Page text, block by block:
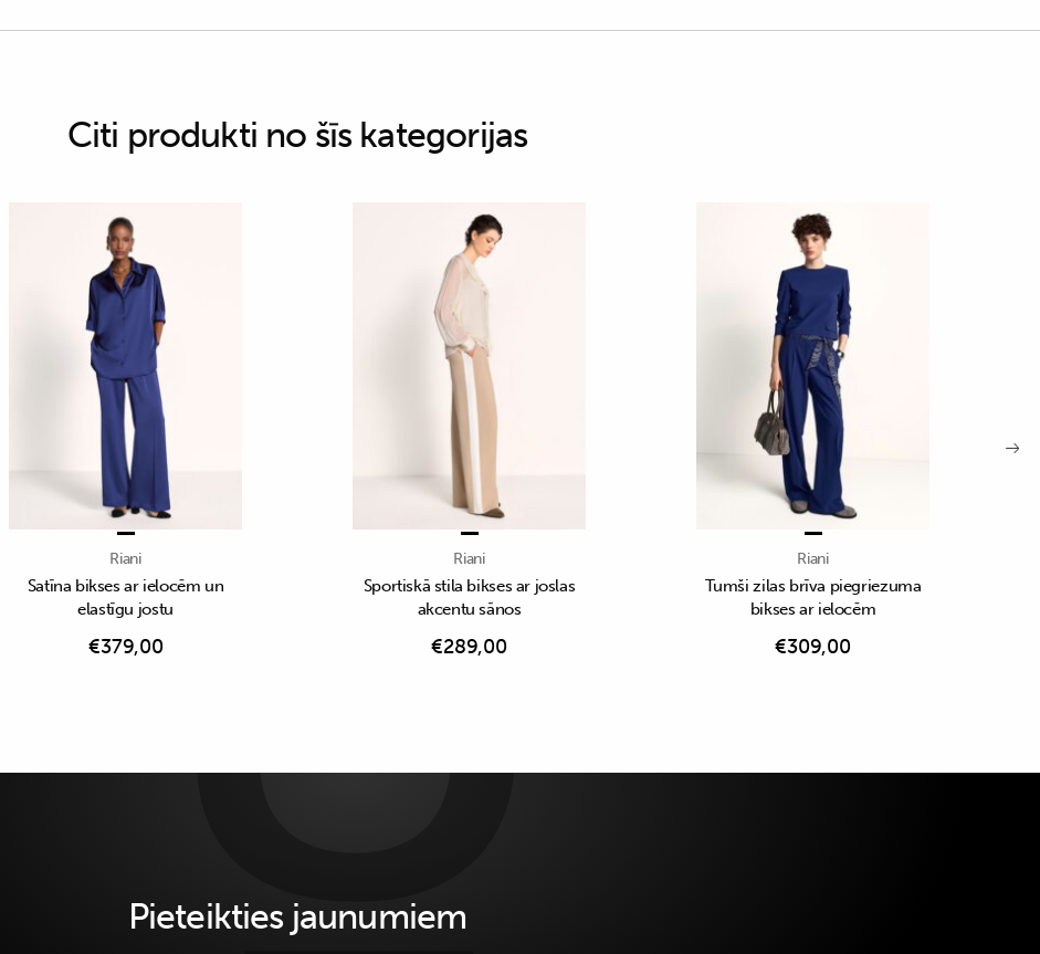
Citi produkti no šīs kategorijas
Riani
Satīna bikses ar ielocēm un
elastīgu jostu
€379,00
Riani
Sportiskā stila bikses ar joslas
akcentu sānos
€289,00
Riani
Tumši zilas brīva piegriezuma
bikses ar ielocēm
€309,00
Pieteikties jaunumiem